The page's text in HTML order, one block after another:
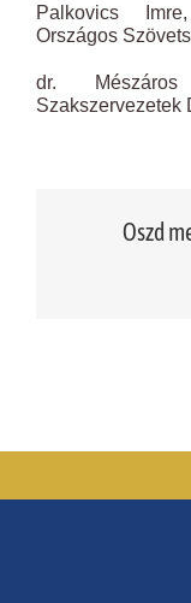
Palkovics
Országos
dr.
Szakszervezetek
Oszd